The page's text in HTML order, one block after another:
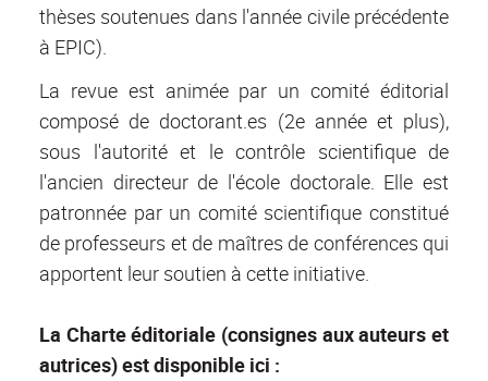
thèses soutenues dans l'année civile précédente
à EPIC).
La revue est animée par un comité éditorial
composé de doctorant.es (2e année et plus),
sous l'autorité et le contrôle scientifique de
l'ancien directeur de l'école doctorale. Elle est
patronnée par un comité scientifique constitué
de professeurs et de maîtres de conférences qui
apportent leur soutien à cette initiative.
La Charte éditoriale (consignes aux auteurs et
autrices) est disponible ici :